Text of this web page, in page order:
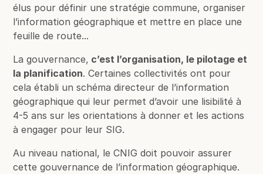
élus pour définir une stratégie commune, organiser
l’information géographique et mettre en place une
feuille de route...
La gouvernance, c’est l’organisation, le pilotage et
la planification. Certaines collectivités ont pour
cela établi un schéma directeur de l’information
géographique qui leur permet d’avoir une lisibilité à
4-5 ans sur les orientations à donner et les actions
à engager pour leur SIG.
Au niveau national, le CNIG doit pouvoir assurer
cette gouvernance de l’information géographique.